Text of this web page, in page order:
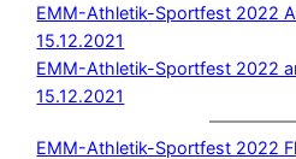
EMM-Athletik-Sportfest 2022
15.12.2021
EMM-Athletik-Sportfest 2022
15.12.2021
EMM-Athletik-Sportfest 2022